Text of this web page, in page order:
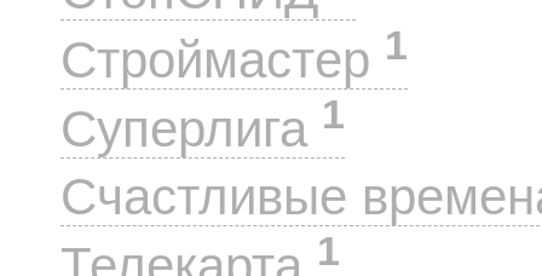
Строймастер 1
Суперлига 1
Счастливые
1